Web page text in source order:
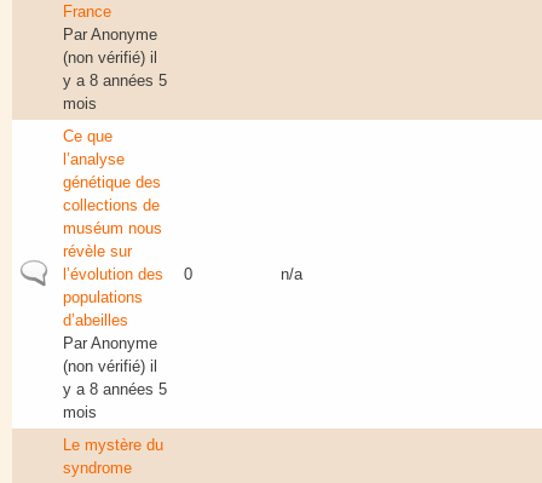
France
Par Anonyme
(non vérifié) il
y a 8 années 5
mois
Sujet normal
Ce que
l’analyse
génétique des
collections de
muséum nous
révèle sur
l’évolution des
populations
d’abeilles
Par Anonyme
(non vérifié) il
y a 8 années 5
mois
0 n/a
Le mystère du
syndrome